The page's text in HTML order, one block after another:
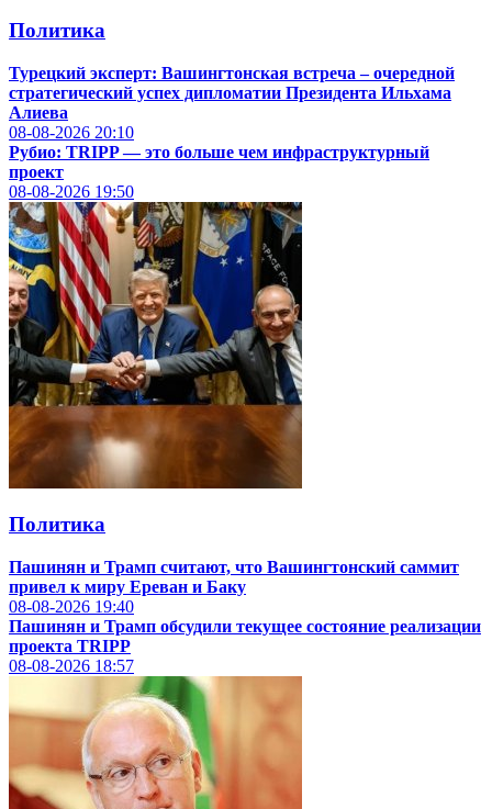
Политика
Турецкий эксперт: Вашингтонская встреча – очередной
стратегический успех дипломатии Президента Ильхама
Алиева
08-08-2026 20:10
Рубио: TRIPP — это больше чем инфраструктурный
проект
08-08-2026 19:50
Политика
Пашинян и Трамп считают, что Вашингтонский саммит
привел к миру Ереван и Баку
08-08-2026 19:40
Пашинян и Трамп обсудили текущее состояние реализации
проекта TRIPP
08-08-2026 18:57